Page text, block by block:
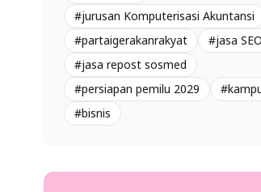
#jurusan Komputerisasi Akuntansi
#partaigerakanrakyat
#jasa
#jasa repost sosmed
#persiapan pemilu 2029
#bisnis